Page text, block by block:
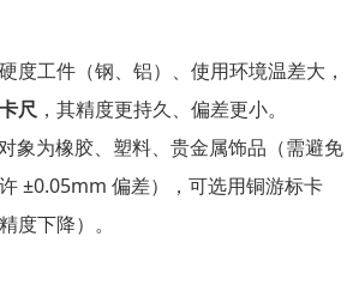
度工件（钢、铝）、使用环境温差大，
尺 ，其精度更持久、偏差更小。
象为橡胶、塑料、贵金属饰品（需避免
±0.05mm 偏差），可选用铜游标卡
度下降）。